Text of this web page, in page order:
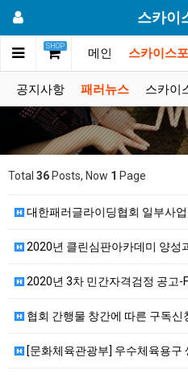
스카이
SHOP
메인 스카이스
공지사항 패러뉴스 스카이
Total 36 Posts, Now 1 Page
대한패러글라이딩협회 일부사
2020년 클린심판아카데미 양성
2020년 3차 민간자격검정 공고-
협회 간행물 창간에 따른 구독신
[문화체육관광부] 우수체육용구 생